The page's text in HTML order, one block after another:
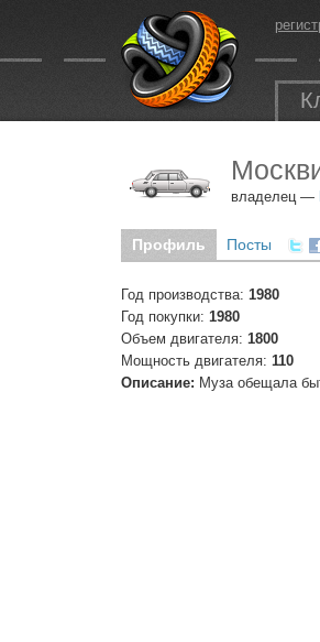
владелец —
Профиль Посты
Год производства: 1980
Год покупки: 1980
Объем двигателя: 1800
Мощность двигателя: 110
Описание: Муза обещала